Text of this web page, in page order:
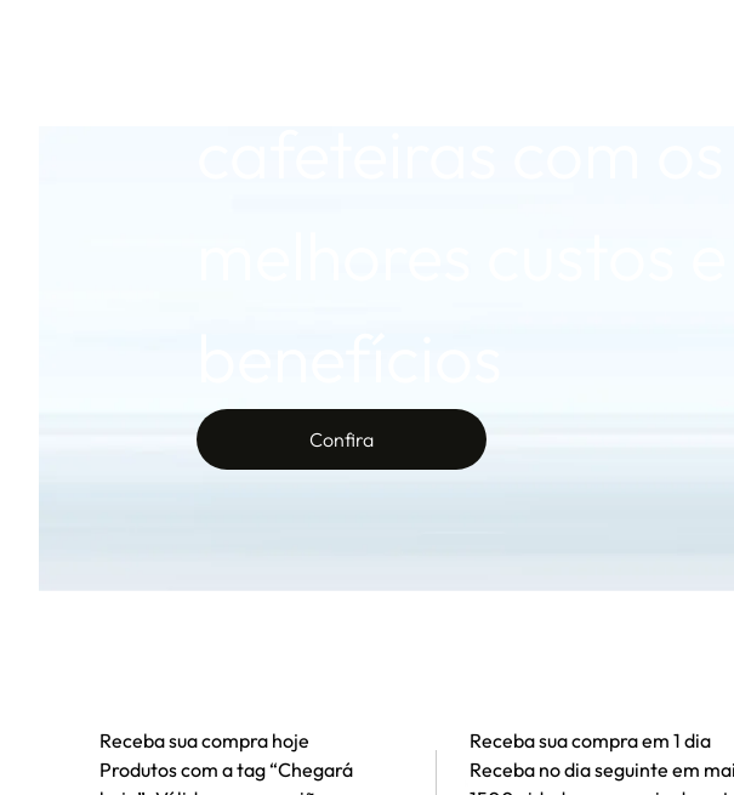
Confira
Receba sua compra hoje
Produtos com a tag “Chegará
Receba sua compra em 1 dia
Receba no dia seguinte em